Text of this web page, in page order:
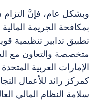
وبشكل عام، فإنَّ التزام
بمكافحة الجريمة
تطبيق تدابير تنظيمية
متخصصة والتعاون مع
الإمارات العربية
كمركز رائد للأعمال
سلامة النظام المالي